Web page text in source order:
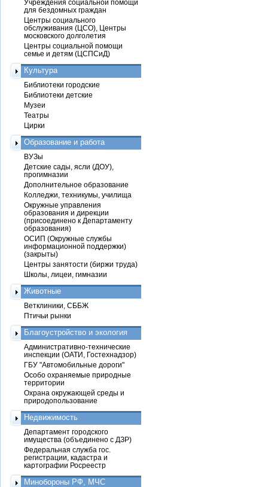
Учреждения социальной помощи
для бездомных граждан
Центры социального
обслуживания (ЦСО), Центры
московского долголетия
Центры социальной помощи
семье и детям (ЦСПСиД)
Культура
Библиотеки городские
Библиотеки детские
Музеи
Театры
Цирки
Образование и работа
ВУЗы
Детские сады, ясли (ДОУ),
прогимназии
Дополнительное образование
Колледжи, техникумы, училища
Окружные управления
образования и дирекции
(присоединено к Департаменту
образования)
ОСИП (Окружные службы
информационной поддержки)
(закрыты)
Центры занятости (биржи труда)
Школы, лицеи, гимназии
Животные
Ветклиники, СББЖ
Птичьи рынки
Благоустройство и экология
Административно-технические
инспекции (ОАТИ, Гостехнадзор)
ГБУ "Автомобильные дороги"
Особо охраняемые природные
территории
Охрана окружающей среды и
природопользование
Недвижимость
Департамент городского
имущества (объединено с ДЗР)
Федеральная служба гос.
регистрации, кадастра и
картографии Росреестр
Минобороны РФ, МЧС